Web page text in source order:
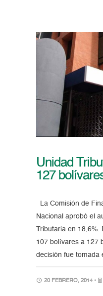
Unidad
127
La Comisión de
Nacional aprobó el
Tributaria en 18,6%.
107 bolívares a 127
decisión fue tomada
20 FEBRERO, 2014 •